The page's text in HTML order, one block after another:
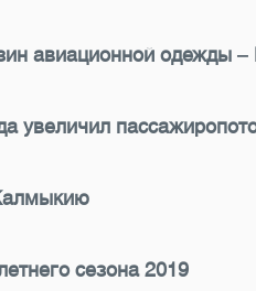
авиационной одежды
увеличил
сезона 2019